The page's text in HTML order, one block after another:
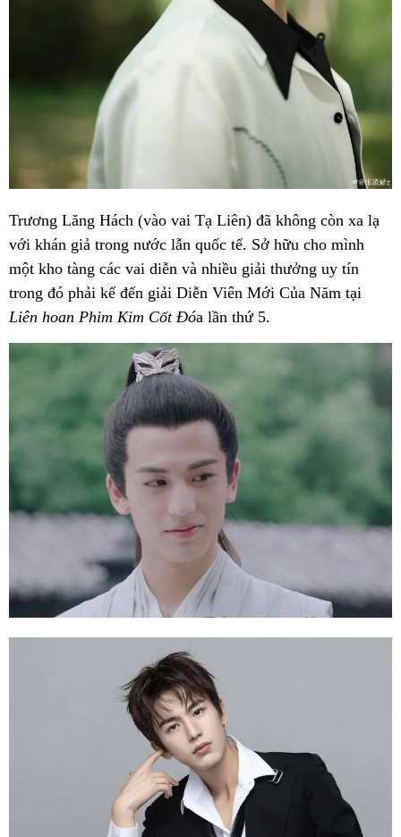
Trương Lăng Hách (vào vai Tạ Liên) đã không còn xa lạ
với khán giả trong nước lẫn quốc tế. Sở hữu cho mình
một kho tàng các vai diễn và nhiều giải thưởng uy tín
trong đó phải kể đến giải Diễn Viên Mới Của Năm tại
Liên hoan Phim Kim Cốt Đóa lần thứ 5.